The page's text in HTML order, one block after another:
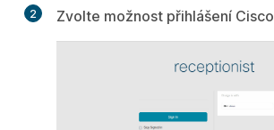
2 Zvolte možnost přihlášení Cisco